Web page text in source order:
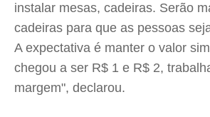
instalar mesas, cadeiras. Serão
cadeiras para que as pessoas
A expectativa é manter o valor
chegou a ser R$ 1 e R$ 2,
margem", declarou.